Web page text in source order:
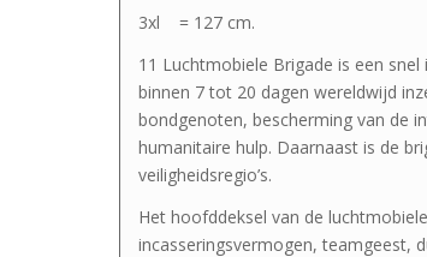
3xl = 127 cm.
11 Luchtmobiele Brigade is een
binnen 7 tot 20 dagen wereldwijd
bondgenoten, bescherming van de
humanitaire hulp. Daarnaast is de
veiligheidsregio’s.
Het hoofddeksel van de
incasseringsvermogen, teamgeest,